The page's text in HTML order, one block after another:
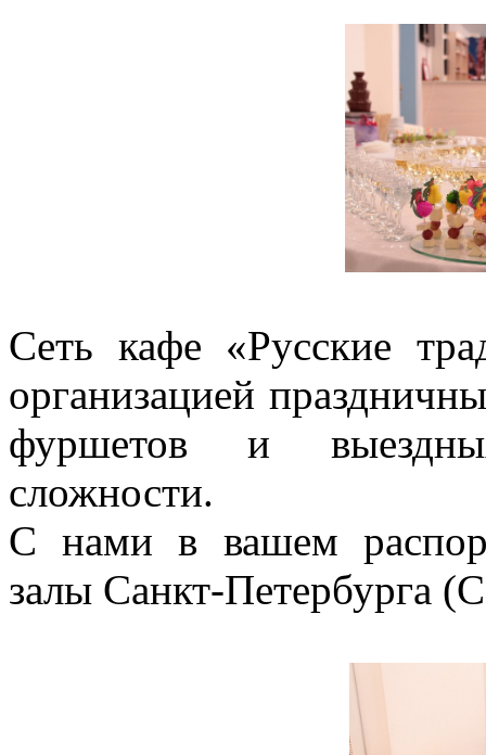
Сеть кафе «Русские
организацией
фуршетов и
сложности.
С нами в вашем
залы Санкт-Петербурга